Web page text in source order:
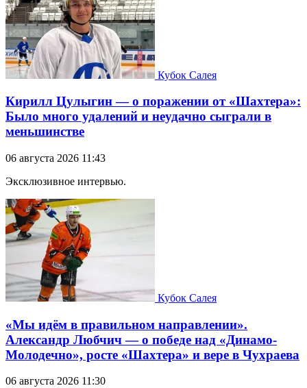
Кубок Салея
Кирилл Цулыгин — о поражении от «Шахтера»:
Было много удалений и неудачно сыграли в
меньшинстве
06 августа 2026 11:43
Эксклюзивное интервью.
Кубок Салея
«Мы идём в правильном направлении».
Александр Любчич — о победе над «Динамо-
Молодечно», росте «Шахтера» и вере в Чухраева
06 августа 2026 11:30